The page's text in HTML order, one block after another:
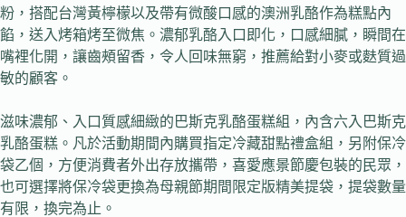
粉，搭配台灣黃檸檬以及帶有微酸口感的澳洲乳酪作為糕點內
餡，送入烤箱烤至微焦。濃郁乳酪入口即化，口感細膩，瞬間在
嘴裡化開，讓齒頰留香，令人回味無窮，推薦給對小麥或麩質過
敏的顧客。
滋味濃郁、入口質感細緻的巴斯克乳酪蛋糕組，內含六入巴斯克
乳酪蛋糕。凡於活動期間內購買指定冷藏甜點禮盒組，另附保冷
袋乙個，方便消費者外出存放攜帶，喜愛應景節慶包裝的民眾，
也可選擇將保冷袋更換為母親節期間限定版精美提袋，提袋數量
有限，換完為止。